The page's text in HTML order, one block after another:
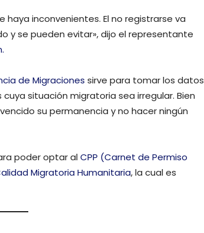
haya inconvenientes. El no registrarse va
y se pueden evitar», dijo el representante
de Migraciones sirve para tomar los datos
situación migratoria sea irregular. Bien
su permanencia y no hacer ningún
poder optar alCPP (Carnet de Permiso
Migratoria Humanitaria, la cual es